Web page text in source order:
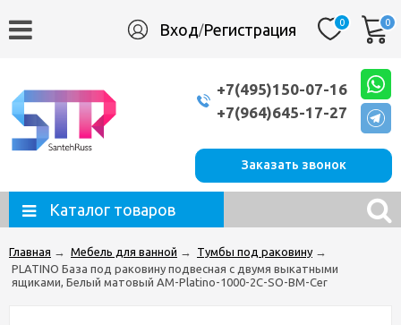
Вход/Регистрация 0 0
+7(495)150-07-16
+7(964)645-17-27
Заказать звонок
Каталог товаров
Главная → Мебель для ванной → Тумбы под раковину →
PLATINO База под раковину подвесная с двумя выкатными
ящиками, Белый матовый AM-Platino-1000-2C-SO-BM-Cer